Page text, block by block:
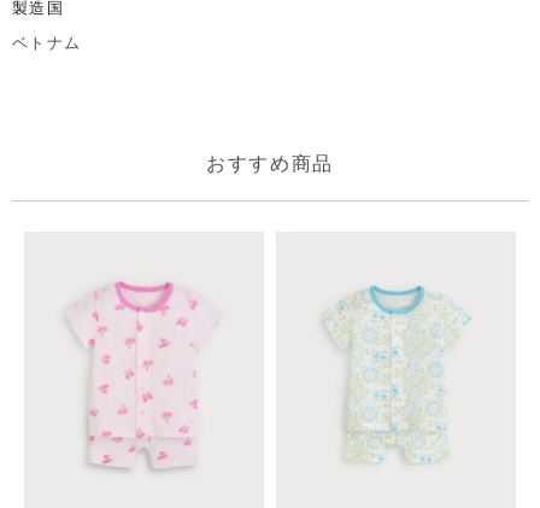
製造国
ベトナム
おすすめ商品